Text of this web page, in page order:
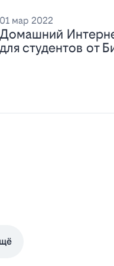
01 мар 2022
Домашний
для студентов от